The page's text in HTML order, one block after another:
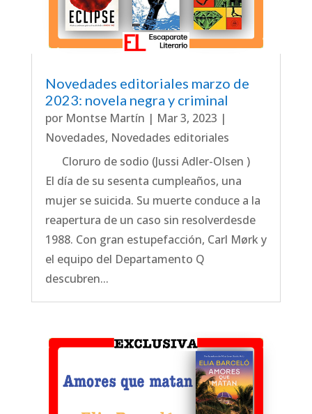
Novedades editoriales marzo de
2023: novela negra y criminal
por Montse Martín | Mar 3, 2023 |
Novedades, Novedades editoriales
Cloruro de sodio (Jussi Adler-Olsen )
El día de su sesenta cumpleaños, una
mujer se suicida. Su muerte conduce a la
reapertura de un caso sin resolverdesde
1988. Con gran estupefacción, Carl Mørk y
el equipo del Departamento Q
descubren...